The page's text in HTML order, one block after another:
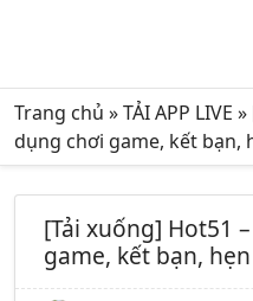
Trang chủ »TẢI APP LIVE »
dụng chơi game, kết bạn,
[Tải xuống] Hot51
game, kết bạn,